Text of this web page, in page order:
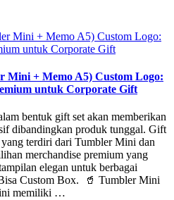
Mini + Memo A5) Custom Logo:
untuk Corporate Gift
bentuk gift set akan memberikan
dibandingkan produk tunggal. Gift
terdiri dari Tumbler Mini dan
merchandise premium yang
elegan untuk berbagai
Custom Box. 🥤 Tumbler Mini
memiliki …